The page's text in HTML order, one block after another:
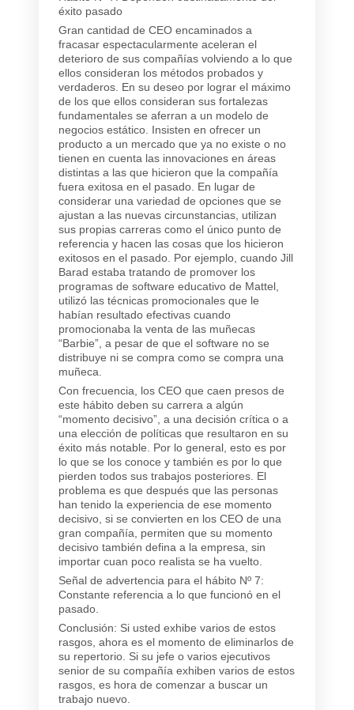
éxito pasado
Gran cantidad de CEO encaminados a
fracasar espectacularmente aceleran el
deterioro de sus compañías volviendo a lo que
ellos consideran los métodos probados y
verdaderos. En su deseo por lograr el máximo
de los que ellos consideran sus fortalezas
fundamentales se aferran a un modelo de
negocios estático. Insisten en ofrecer un
producto a un mercado que ya no existe o no
tienen en cuenta las innovaciones en áreas
distintas a las que hicieron que la compañía
fuera exitosa en el pasado. En lugar de
considerar una variedad de opciones que se
ajustan a las nuevas circunstancias, utilizan
sus propias carreras como el único punto de
referencia y hacen las cosas que los hicieron
exitosos en el pasado. Por ejemplo, cuando Jill
Barad estaba tratando de promover los
programas de software educativo de Mattel,
utilizó las técnicas promocionales que le
habían resultado efectivas cuando
promocionaba la venta de las muñecas
“Barbie”, a pesar de que el software no se
distribuye ni se compra como se compra una
muñeca.
Con frecuencia, los CEO que caen presos de
este hábito deben su carrera a algún
“momento decisivo”, a una decisión crítica o a
una elección de políticas que resultaron en su
éxito más notable. Por lo general, esto es por
lo que se los conoce y también es por lo que
pierden todos sus trabajos posteriores. El
problema es que después que las personas
han tenido la experiencia de ese momento
decisivo, si se convierten en los CEO de una
gran compañía, permiten que su momento
decisivo también defina a la empresa, sin
importar cuan poco realista se ha vuelto.
Señal de advertencia para el hábito Nº 7:
Constante referencia a lo que funcionó en el
pasado.
Conclusión: Si usted exhibe varios de estos
rasgos, ahora es el momento de eliminarlos de
su repertorio. Si su jefe o varios ejecutivos
senior de su compañía exhiben varios de estos
rasgos, es hora de comenzar a buscar un
trabajo nuevo.